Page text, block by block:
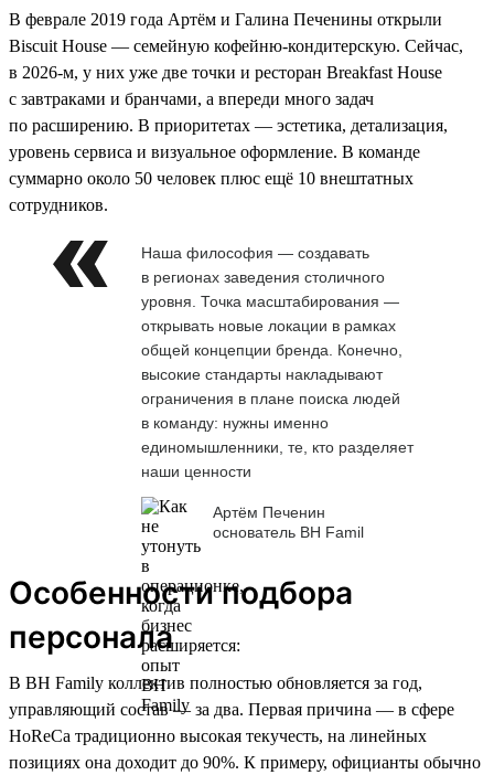
В феврале 2019 года Артём и Галина Печенины открыли
Biscuit House — семейную кофейню-кондитерскую. Сейчас,
в 2026-м, у них уже две точки и ресторан Breakfast House
с завтраками и бранчами, а впереди много задач
по расширению. В приоритетах — эстетика, детализация,
уровень сервиса и визуальное оформление. В команде
суммарно около 50 человек плюс ещё 10 внештатных
сотрудников.
Наша философия — создавать
в регионах заведения столичного
уровня. Точка масштабирования —
открывать новые локации в рамках
общей концепции бренда. Конечно,
высокие стандарты накладывают
ограничения в плане поиска людей
в команду: нужны именно
единомышленники, те, кто разделяет
наши ценности
Артём Печенин
основатель BH Famil
Особенности подбора
персонала
В BH Family коллектив полностью обновляется за год,
управляющий состав — за два. Первая причина — в сфере
HoReCa традиционно высокая текучесть, на линейных
позициях она доходит до 90%. К примеру, официанты обычно